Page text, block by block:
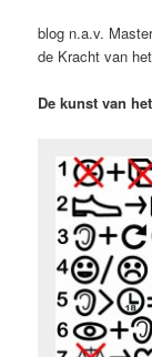
blog n.a.v.
de Kracht van
De kunst van